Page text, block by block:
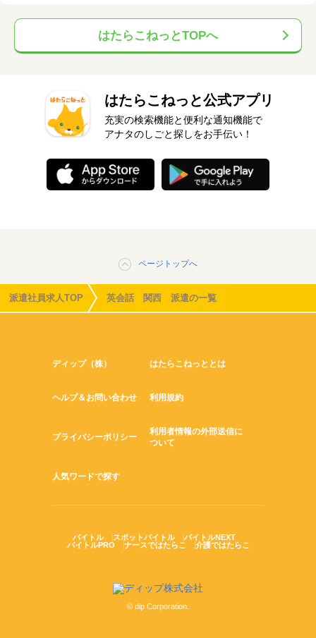
はたらこねっとTOPへ
はたらこねっと公式アプリ
充実の検索機能と便利な通知機能で
アナタのしごと探しをお手伝い！
ページトップへ
派遣社員求人TOP 英会話 関西 派遣の一覧
ディップ（株） はたらこねっととは
ヘルプ＆お問い合わせ 利用規約
プライバシーポリシー
利用者情報の外部送信に
ついて
人気ワードで探す
バイトル スポットバイトル
バイトルNEXT
バイトルPRO
ナースではたらこ 介護ではたらこ
© dip Corporation.